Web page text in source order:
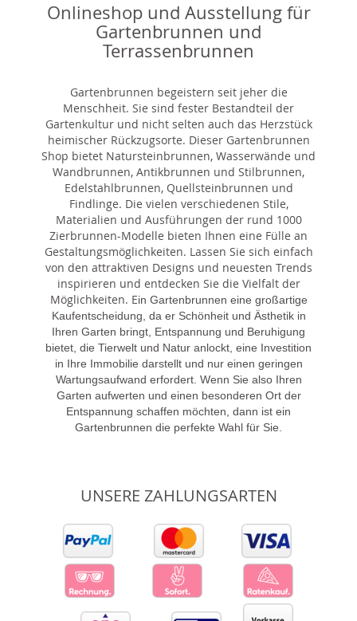
Onlineshop und Ausstellung für
Gartenbrunnen und
Terrassenbrunnen
Gartenbrunnen begeistern seit jeher die
Menschheit. Sie sind fester Bestandteil der
Gartenkultur und nicht selten auch das Herzstück
heimischer Rückzugsorte. Dieser Gartenbrunnen
Shop bietet Natursteinbrunnen, Wasserwände und
Wandbrunnen, Antikbrunnen und Stilbrunnen,
Edelstahlbrunnen, Quellsteinbrunnen und
Findlinge. Die vielen verschiedenen Stile,
Materialien und Ausführungen der rund 1000
Zierbrunnen-Modelle bieten Ihnen eine Fülle an
Gestaltungsmöglichkeiten. Lassen Sie sich einfach
von den attraktiven Designs und neuesten Trends
inspirieren und entdecken Sie die Vielfalt der
Möglichkeiten. Ein Gartenbrunnen eine großartige
Kaufentscheidung, da er Schönheit und Ästhetik in
Ihren Garten bringt, Entspannung und Beruhigung
bietet, die Tierwelt und Natur anlockt, eine Investition
in Ihre Immobilie darstellt und nur einen geringen
Wartungsaufwand erfordert. Wenn Sie also Ihren
Garten aufwerten und einen besonderen Ort der
Entspannung schaffen möchten, dann ist ein
Gartenbrunnen die perfekte Wahl für Sie.
UNSERE ZAHLUNGSARTEN